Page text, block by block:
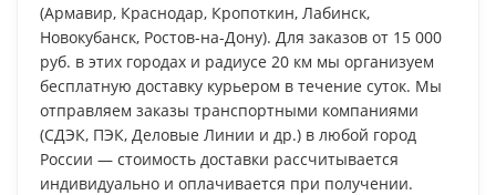
(Армавир, Краснодар, Кропоткин, Лабинск,
Новокубанск, Ростов-на-Дону). Для заказов от 15 000
руб. в этих городах и радиусе 20 км мы организуем
бесплатную доставку курьером в течение суток. Мы
отправляем заказы транспортными компаниями
(СДЭК, ПЭК, Деловые Линии и др.) в любой город
России — стоимость доставки рассчитывается
индивидуально и оплачивается при получении.